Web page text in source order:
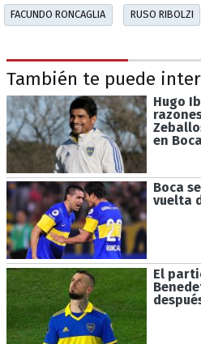
FACUNDO RONCAGLIA RUSO RIBOLZI
También te puede
Hugo
en Boca
Boca
vuelta
El